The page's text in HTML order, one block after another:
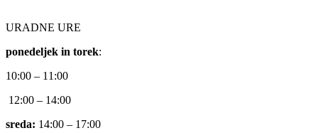
URADNE URE
ponedeljek in torek:
10:00 – 11:00
12:00 – 14:00
sreda: 14:00 – 17:00